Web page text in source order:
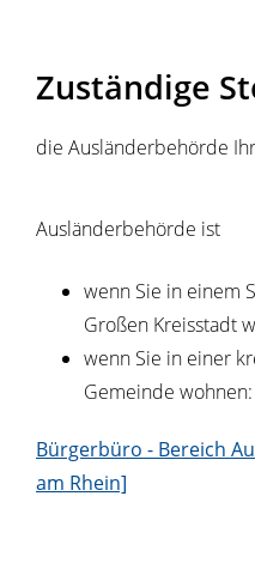
Zuständige
die Ausländerbehörde
Ausländerbehörde ist
wenn Sie in einem
Großen Kreisstadt
wenn Sie in einer
Gemeinde
Bürgerbüro - Bereich
am Rhein]